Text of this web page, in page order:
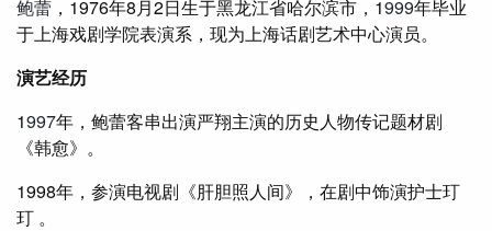
鲍蕾 ，1976年8月2日生于黑龙江省哈尔滨市，1999年毕业
于上海戏剧学院表演系，现为上海话剧艺术中心演员。
演艺经历
1997年，鲍蕾客串出演严翔主演的历史人物传记题材剧
《韩愈》。
1998年，参演电视剧《肝胆照人间》，在剧中饰演护士玎
玎 。